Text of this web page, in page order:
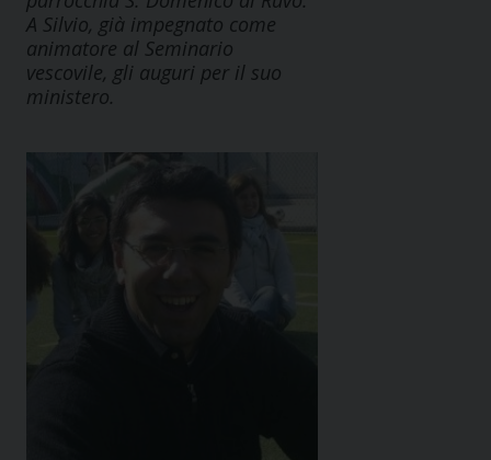
A Silvio, già impegnato come
animatore al Seminario
vescovile, gli auguri per il suo
ministero.